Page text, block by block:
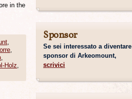
in the
,
,
,
Holz,
Sponsor
Se sei interessato a diventare
sponsor di Arkeomount,
scrivici